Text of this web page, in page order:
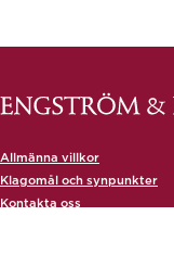
Allmänna villkor
Klagomål och synpunkter
Kontakta oss